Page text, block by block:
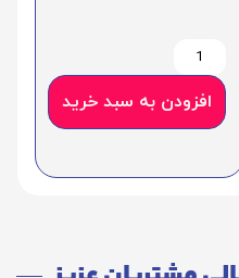
افزودن به سبد خرید